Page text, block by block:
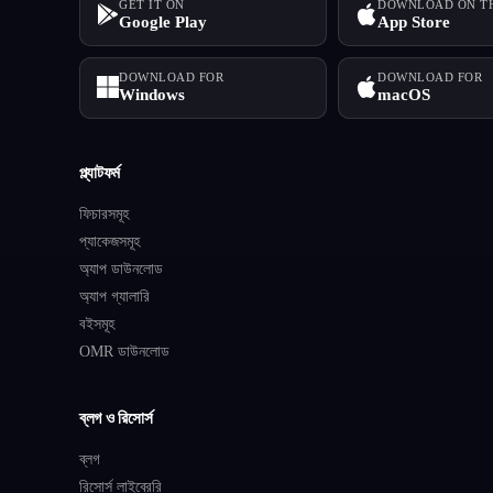
GET IT ON
Google Play
DOWNLOAD ON
App Store
DOWNLOAD FOR
Windows
DOWNLOAD FOR
macOS
প্ল্যাটফর্ম
ফিচারসমূহ
প্যাকেজসমূহ
অ্যাপ ডাউনলোড
অ্যাপ গ্যালারি
বইসমূহ
OMR ডাউনলোড
ব্লগ ও রিসোর্স
ব্লগ
রিসোর্স লাইব্রেরি